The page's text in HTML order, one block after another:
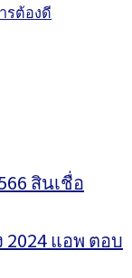
รต้องดี
สินเชื่อ
2024 แอพ ตอบ